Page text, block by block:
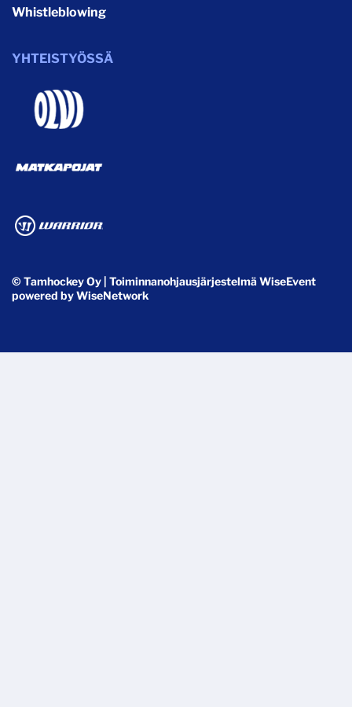
Whistleblowing
YHTEISTYÖSSÄ
© Tamhockey Oy | ToiminnanohjausjärjestelmäWiseEvent
powered byWiseNetwork